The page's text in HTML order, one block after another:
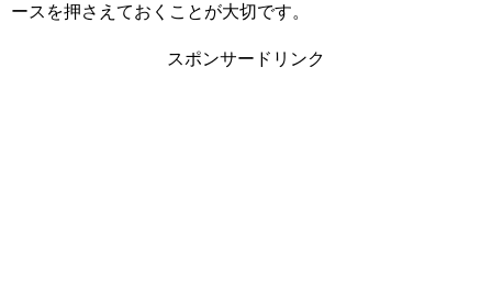
ースを押さえておくことが大切です。
スポンサードリンク